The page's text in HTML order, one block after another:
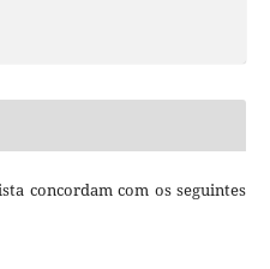
concordam com os seguintes